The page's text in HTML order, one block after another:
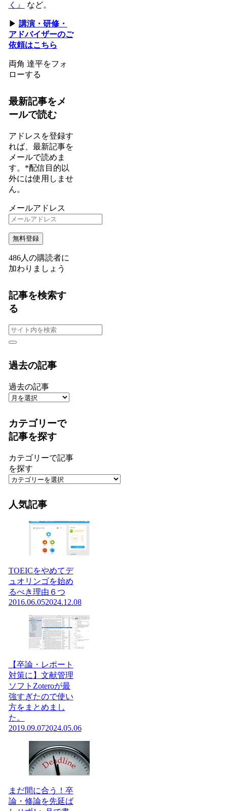
く』
など。
▶ 講演・研修・
アドバイザーのご
依頼はこちら
両角 達平をフォ
ローする
最新記事をメ
ールで読む
アドレスを登録す
れば、最新記事を
メールで読めま
す。*配信目的以
外には使用しませ
ん。
メールアドレス
無料登録
486人の購読者に
加わりましょう
記事を検索す
る
過去の記事
過去の記事
カテゴリーで
記事を探す
カテゴリーで記事
を探す
人気記事
TOEICをやめてデ
ュオリンゴを始め
るべき理由６つ
2016.06.052024.12.08
【卒論・レポート
対策に】文献管理
ソフトZoteroが最
強すぎたので使い
方をまとめまし
た。
2019.09.072024.05.06
まだ間に合う！卒
論・修論を先延ば